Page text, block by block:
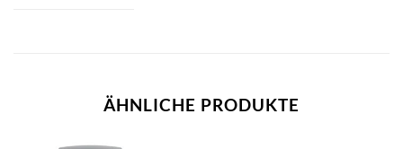
ÄHNLICHE PRODUKTE